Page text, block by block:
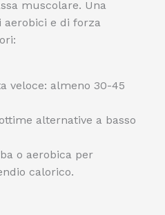
muscolare. Una
aerobici e di forza
veloce: almeno 30-45
alternative a basso
o aerobica per
calorico.